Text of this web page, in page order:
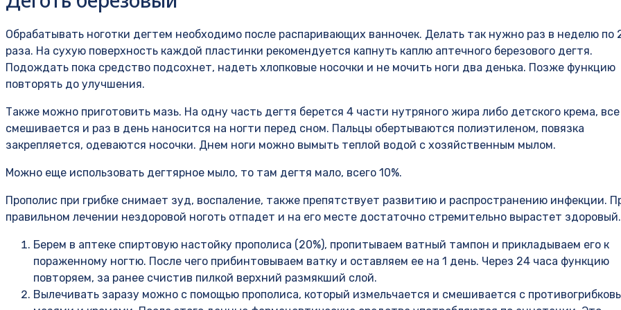
Обрабатывать ноготки дегтем необходимо после распаривающих ванночек. Делать так нужно раз в неделю по
раза. На сухую поверхность каждой пластинки рекомендуется капнуть каплю аптечного березового дегтя.
Подождать пока средство подсохнет, надеть хлопковые носочки и не мочить ноги два денька. Позже функцию
повторять до улучшения.
Также можно приготовить мазь. На одну часть дегтя берется 4 части нутряного жира либо детского крема, все
смешивается и раз в день наносится на ногти перед сном. Пальцы обертываются полиэтиленом, повязка
закрепляется, одеваются носочки. Днем ноги можно вымыть теплой водой с хозяйственным мылом.
Можно еще использовать дегтярное мыло, то там дегтя мало, всего 10%.
Прополис при грибке снимает зуд, воспаление, также препятствует развитию и распространению инфекции.
правильном лечении нездоровой ноготь отпадет и на его месте достаточно стремительно вырастет здоровый.
Берем в аптеке спиртовую настойку прополиса (20%), пропитываем ватный тампон и прикладываем его к
пораженному ногтю. После чего прибинтовываем ватку и оставляем ее на 1 день. Через 24 часа функцию
повторяем, за ранее счистив пилкой верхний размякший слой.
Вылечивать заразу можно с помощью прополиса, который измельчается и смешивается с